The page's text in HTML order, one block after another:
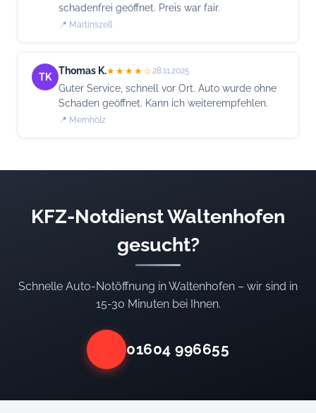
schadenfrei geöffnet. Preis war fair.
📍 Martinszell
TK
Thomas K.★★★★☆28.11.2025
Guter Service, schnell vor Ort. Auto wurde ohne
Schaden geöffnet. Kann ich weiterempfehlen.
📍 Memhölz
KFZ-Notdienst Waltenhofen
gesucht?
Schnelle Auto-Notöffnung in Waltenhofen – wir sind in
15-30 Minuten bei Ihnen.
01604 996655